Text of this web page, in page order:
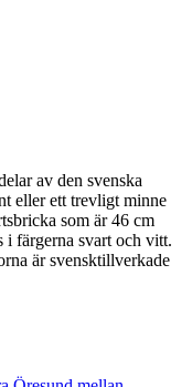
av den svenska
eller ett trevligt minne
som är 46 cm
i färgerna svart och vitt.
är svensktillverkade